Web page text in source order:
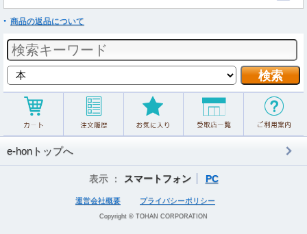
商品の返品について
e-honトップへ
表示 ： スマートフォン PC
運営会社概要 プライバシーポリシー
Copyright © TOHAN CORPORATION